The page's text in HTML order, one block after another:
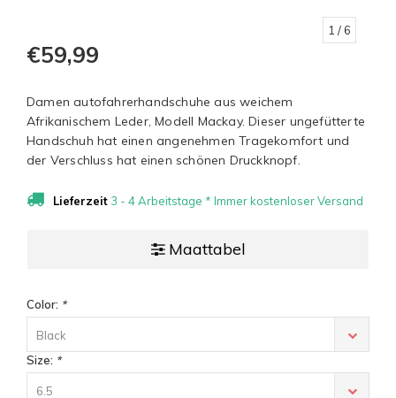
1 / 6
€59,99
Damen autofahrerhandschuhe aus weichem
Afrikanischem Leder, Modell Mackay. Dieser ungefütterte
Handschuh hat einen angenehmen Tragekomfort und
der Verschluss hat einen schönen Druckknopf.
Lieferzeit 3 - 4 Arbeitstage * Immer kostenloser Versand
Maattabel
Color: *
Black
Size: *
6.5